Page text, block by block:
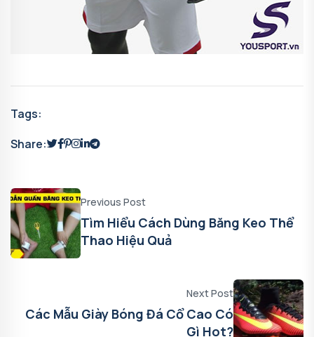
Tags:
Share:
Previous Post
Tìm Hiểu Cách Dùng Băng Keo Thể
Thao Hiệu Quả
Next Post
Các Mẫu Giày Bóng Đá Cổ Cao Có
Gì Hot?